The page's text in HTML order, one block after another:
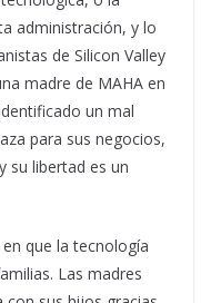
administración, y lo
de Silicon Valley
madre de MAHA en
un mal
para sus negocios,
su libertad es un
que la tecnología
Las madres